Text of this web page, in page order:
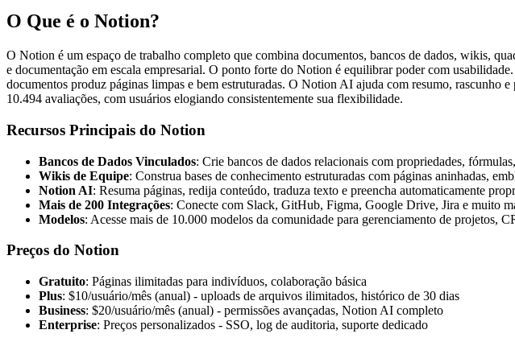
O Que é o Notion?
O Notion é um espaço de trabalho completo que combina documentos, bancos de dados, wikis,
e documentação em escala empresarial. O ponto forte do Notion é equilibrar poder com
documentos produz páginas limpas e bem estruturadas. O Notion AI ajuda com resumo, rascunho
10.494 avaliações, com usuários elogiando consistentemente sua flexibilidade.
Recursos Principais do Notion
Bancos de Dados Vinculados: Crie bancos de dados relacionais com propriedades,
Wikis de Equipe: Construa bases de conhecimento estruturadas com páginas aninhadas,
Notion AI: Resuma páginas, redija conteúdo, traduza texto e preencha automaticamente
Mais de 200 Integrações: Conecte com Slack, GitHub, Figma, Google Drive, Jira e muito
Modelos: Acesse mais de 10.000 modelos da comunidade para gerenciamento de projetos,
Preços do Notion
Gratuito: Páginas ilimitadas para indivíduos, colaboração básica
Plus: $10/usuário/mês (anual) - uploads de arquivos ilimitados, histórico de 30 dias
Business: $20/usuário/mês (anual) - permissões avançadas, Notion AI completo
Enterprise: Preços personalizados - SSO, log de auditoria, suporte dedicado